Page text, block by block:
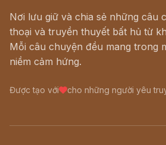
Nơi lưu giữ và chia sẻ những câu
thoại và truyền thuyết bất hủ từ
Mỗi câu chuyện đều mang trong
niềm cảm hứng.
Được tạo với cho những người yêu